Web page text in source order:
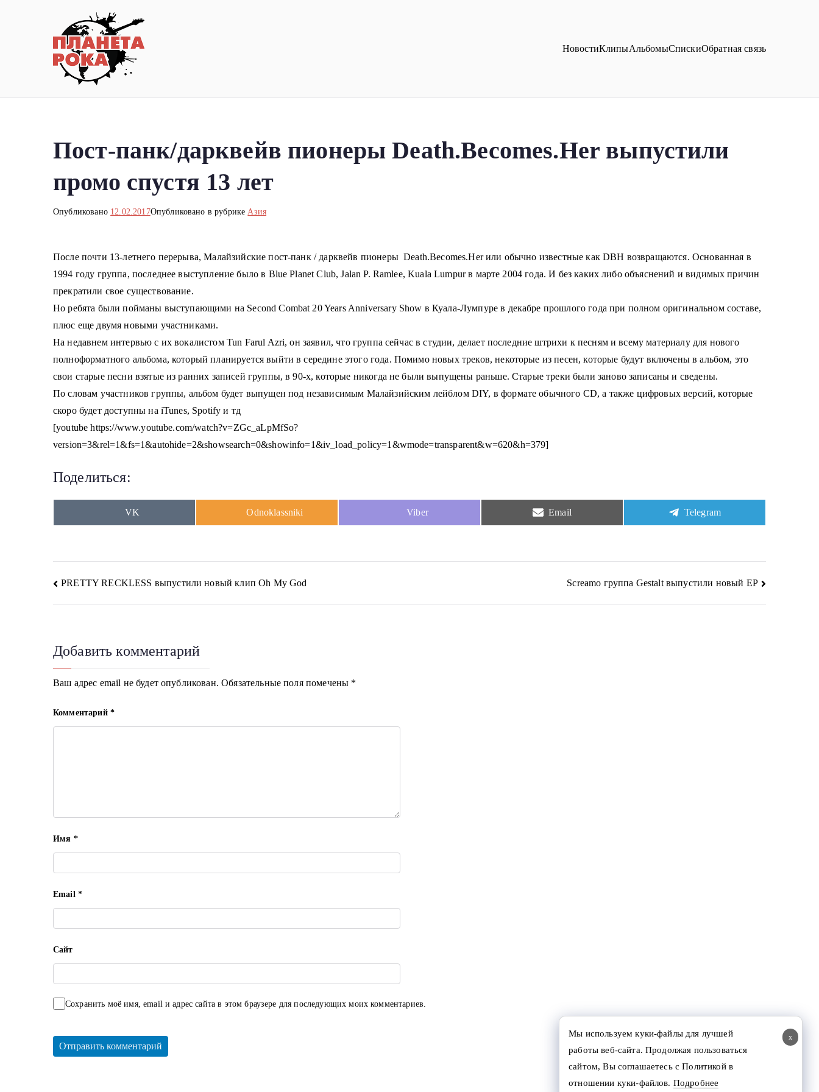
НовостиКлипыАльбомыСпискиОбратная связь
Пост-панк/дарквейв пионеры Death.Becomes.Her выпустили
промо спустя 13 лет
Опубликовано 12.02.2017Опубликовано в рубрикеАзия
После почти 13-летнего перерыва, Малайзийские пост-панк / дарквейв пионеры Death.Becomes.Her или обычно известные как DBH возвращаются. Основанная в
1994 году группа, последнее выступление было в Blue Planet Club, Jalan P. Ramlee, Kuala Lumpur в марте 2004 года. И без каких либо объяснений и видимых причин
прекратили свое существование.
Но ребята были пойманы выступающими на Second Combat 20 Years Anniversary Show в Куала-Лумпуре в декабре прошлого года при полном оригинальном составе,
плюс еще двумя новыми участниками.
На недавнем интервью с их вокалистом Tun Farul Azri, он заявил, что группа сейчас в студии, делает последние штрихи к песням и всему материалу для нового
полноформатного альбома, который планируется выйти в середине этого года. Помимо новых треков, некоторые из песен, которые будут включены в альбом, это
свои старые песни взятые из ранних записей группы, в 90-х, которые никогда не были выпущены раньше. Старые треки были заново записаны и сведены.
По словам участников группы, альбом будет выпущен под независимым Малайзийским лейблом DIY, в формате обычного CD, а также цифровых версий, которые
скоро будет доступны на iTunes, Spotify и тд
[youtube https://www.youtube.com/watch?v=ZGc_aLpMfSo?
version=3&rel=1&fs=1&autohide=2&showsearch=0&showinfo=1&iv_load_policy=1&wmode=transparent&w=620&h=379]
Поделиться:
Share
VK
Share
Odnoklassniki
Share
Viber
Share
Email
Share
Telegram
Навигация
по
PRETTY RECKLESS выпустили новый клип Oh My God Screamo группа Gestalt выпустили новый EP
Добавить комментарий
Ваш адрес email не будет опубликован. Обязательные поля помечены *
Комментарий *
Имя *
Email *
Сайт
Сохранить моё имя, email и адрес сайта в этом браузере для последующих моих комментариев.
x
Мы используем куки-файлы для лучшей
работы веб-сайта. Продолжая пользоваться
сайтом, Вы соглашаетесь с Политикой в
отношении куки-файлов. Подробнее